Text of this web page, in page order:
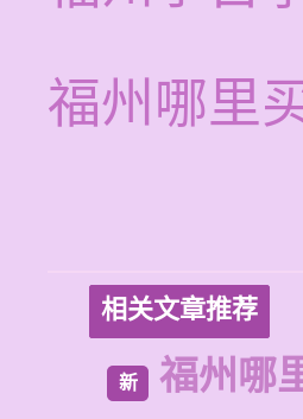
福州哪里
相关文章推荐
新 福州哪